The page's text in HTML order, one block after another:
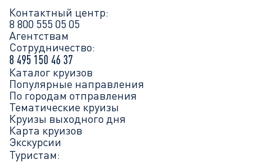
Контактный центр:
8 800 555 05 05
Агентствам
Сотрудничество:
8 495 150 46 37
Каталог круизов
Популярные направления
По городам отправления
Тематические круизы
Круизы выходного дня
Карта круизов
Экскурсии
Туристам: